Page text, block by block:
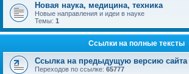
Новая наука, медицина, техника
Новые направления и идеи в науке
Темы: 1
Ссылки на полные тексты
Ссылка на предыдущую версию сайта
Переходов по ссылке: 65777